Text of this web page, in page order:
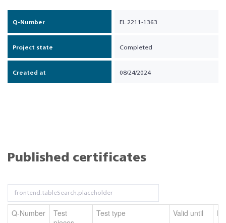
Q-Number EL 2211-1363
Project state Completed
Created at 08/24/2024
Published certificates
Q-Number
Test
Test type Valid until